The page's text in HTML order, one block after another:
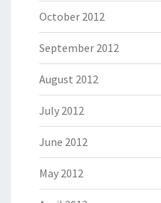
October 2012
September 2012
August 2012
July 2012
June 2012
May 2012